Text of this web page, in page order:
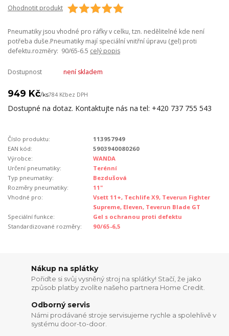
Ohodnotit produkt
Pneumatiky jsou vhodné pro ráfky v celku, tzn. nedělitelné kde není
potřeba duše.Pneumatiky mají speciální vnitřní úpravu (gel) proti
defektu.rozměry: 90/65-6.5 celý popis
Dostupnost není skladem
949 Kč/ks784 Kčbez DPH
Dostupné na dotaz. Kontaktujte nás na tel: +420 737 755 543
Číslo produktu:
113957949
EAN kód:
5903940080260
Výrobce:
WANDA
Určení pneumatiky:
Terénní
Typ pneumatiky:
Bezdušová
Rozměry pneumatiky:
11"
Vhodné pro:
Vsett 11+, Techlife X9, Teverun Fighter
Supreme, Eleven, Teverun Blade GT
Speciální funkce:
Gel s ochranou proti defektu
Standardizované rozměry:
90/65-6,5
Nákup na splátky
Pořiďte si svůj vysněný stroj na splátky! Stačí, že jako
způsob platby zvolíte našeho partnera Home Credit.
Odborný servis
Námi prodávané stroje servisujeme rychle a spolehlivě v
systému door-to-door.